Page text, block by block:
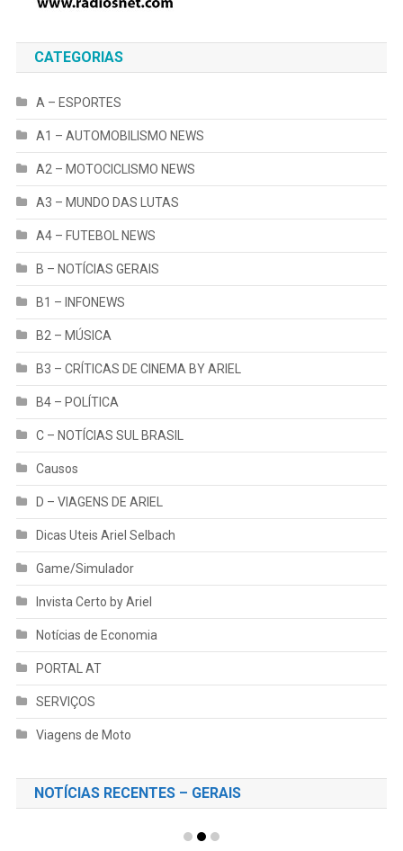
CATEGORIAS
A – ESPORTES
A1 – AUTOMOBILISMO NEWS
A2 – MOTOCICLISMO NEWS
A3 – MUNDO DAS LUTAS
A4 – FUTEBOL NEWS
B – NOTÍCIAS GERAIS
B1 – INFONEWS
B2 – MÚSICA
B3 – CRÍTICAS DE CINEMA BY ARIEL
B4 – POLÍTICA
C – NOTÍCIAS SUL BRASIL
Causos
D – VIAGENS DE ARIEL
Dicas Uteis Ariel Selbach
Game/Simulador
Invista Certo by Ariel
Notícias de Economia
PORTAL AT
SERVIÇOS
Viagens de Moto
NOTÍCIAS RECENTES – GERAIS